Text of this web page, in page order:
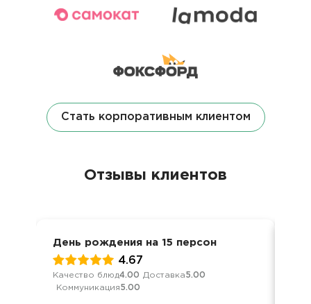
Стать корпоративным клиентом
Отзывы клиентов
День рождения на 15 персон
4.67
Качество блюд4.00 Доставка5.00
Коммуникация5.00